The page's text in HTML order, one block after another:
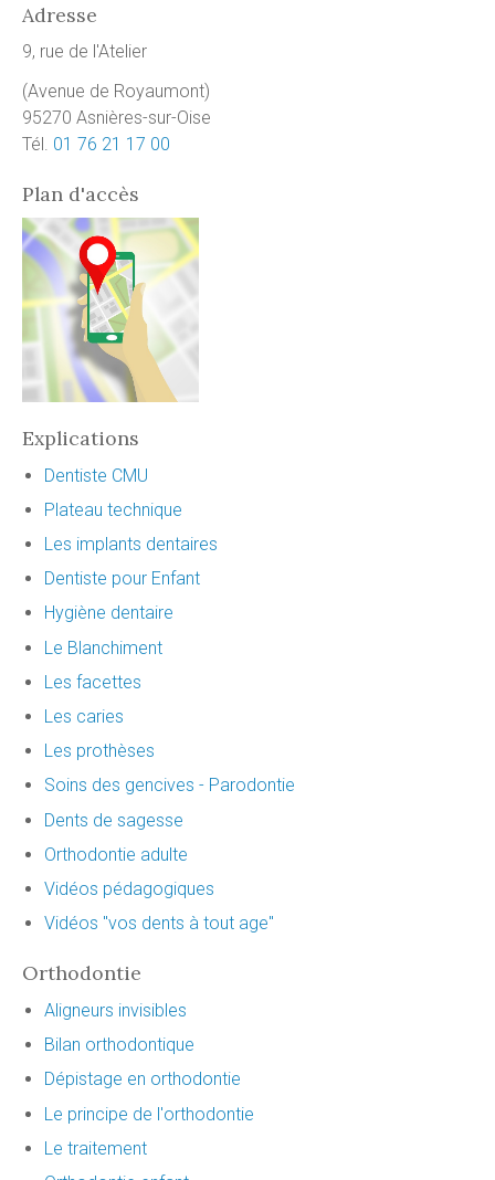
Adresse
9, rue de l'Atelier
(Avenue de Royaumont)
95270 Asnières-sur-Oise
Tél. 01 76 21 17 00
Plan d'accès
Explications
Dentiste CMU
Plateau technique
Les implants dentaires
Dentiste pour Enfant
Hygiène dentaire
Le Blanchiment
Les facettes
Les caries
Les prothèses
Soins des gencives - Parodontie
Dents de sagesse
Orthodontie adulte
Vidéos pédagogiques
Vidéos "vos dents à tout age"
Orthodontie
Aligneurs invisibles
Bilan orthodontique
Dépistage en orthodontie
Le principe de l'orthodontie
Le traitement